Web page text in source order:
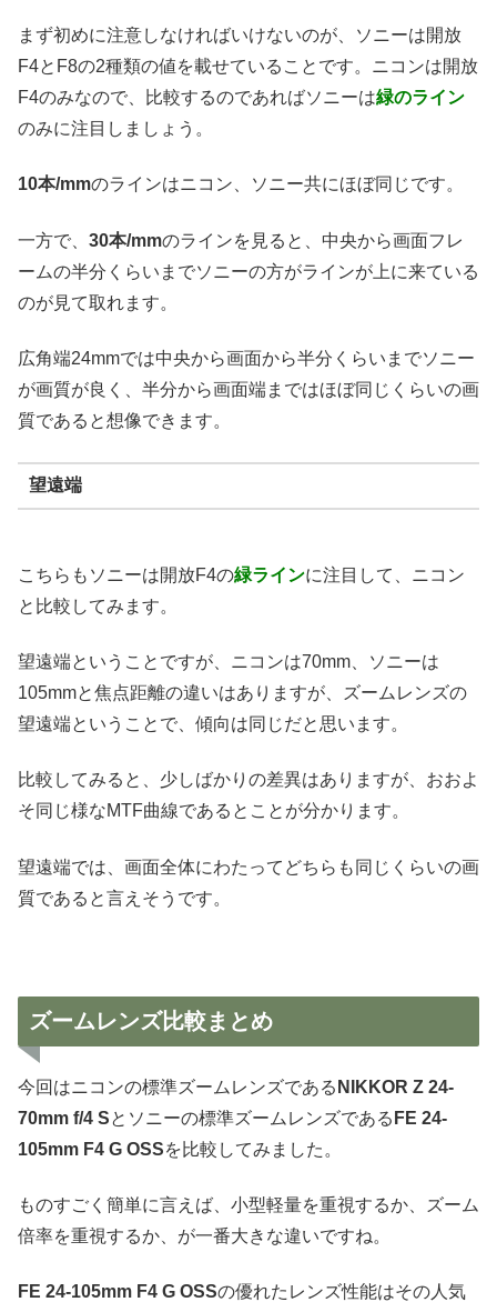
まず初めに注意しなければいけないのが、ソニーは開放
F4とF8の2種類の値を載せていることです。ニコンは開放
F4のみなので、比較するのであればソニーは緑のライン
のみに注目しましょう。
10本/mmのラインはニコン、ソニー共にほぼ同じです。
一方で、 30本/mmのラインを見ると、中央から画面フレ
ームの半分くらいまでソニーの方がラインが上に来ている
のが見て取れます。
広角端24mmでは中央から画面から半分くらいまでソニー
が画質が良く、半分から画面端まではほぼ同じくらいの画
質であると想像できます。
望遠端
こちらもソニーは開放F4の緑ラインに注目して、ニコン
と比較してみます。
望遠端ということですが、ニコンは70mm、ソニーは
105mmと焦点距離の違いはありますが、ズームレンズの
望遠端ということで、傾向は同じだと思います。
比較してみると、少しばかりの差異はありますが、おおよ
そ同じ様なMTF曲線であるとことが分かります。
望遠端では、画面全体にわたってどちらも同じくらいの画
質であると言えそうです。
ズームレンズ比較まとめ
今回はニコンの標準ズームレンズである NIKKOR Z 24-
70mm f/4 Sとソニーの標準ズームレンズである FE 24-
105mm F4 G OSSを比較してみました。
ものすごく簡単に言えば、小型軽量を重視するか、ズーム
倍率を重視するか、が一番大きな違いですね。
FE 24-105mm F4 G OSSの優れたレンズ性能はその人気